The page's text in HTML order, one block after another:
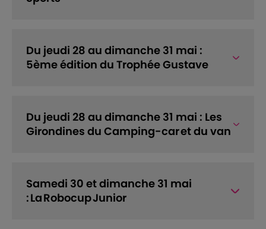
Du jeudi 28 au dimanche 31 mai :
5ème édition du Trophée Gustave
Du jeudi 28 au dimanche 31 mai : Les
Girondines du Camping-car et du van
Samedi 30 et dimanche 31 mai
: La Robocup Junior